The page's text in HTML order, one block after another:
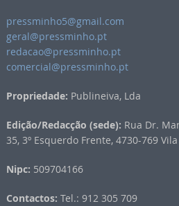
pressminho5@gmail.com
geral@pressminho.pt
redacao@pressminho.pt
comercial@pressminho.pt
Propriedade: Publineiva, Lda
Edição/Redacção (sede): Rua Dr.
35, 3º Esquerdo Frente, 4730-769
Nipc: 509704166
Contactos: Tel.: 912 305 709